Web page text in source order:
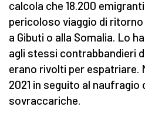
calcola che 18.200
pericoloso viaggio di
a Gibuti o alla Somalia. Lo
agli stessi contrabbandieri
erano rivolti per espatriare.
2021 in seguito al naufragio
sovraccariche.